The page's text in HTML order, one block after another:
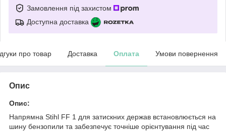
Замовлення під захистом
Доступна доставка
про товар Доставка Оплата Умови повернення
Опис
Опис:
Напрямна Stihl FF 1 для затискних держав встановлюється на
шину бензопили та забезпечує точніше орієнтування під час